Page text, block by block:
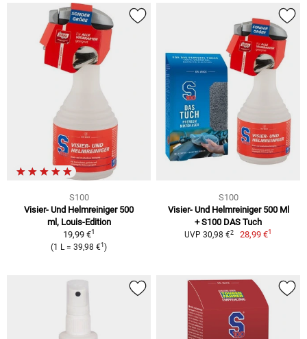
S100
Visier- Und Helmreiniger 500
ml, Louis-Edition
19,99 €1
(1 L = 39,98 €1 )
S100
Visier- Und Helmreiniger 500 Ml
+ S100 DAS Tuch
UVP 30,98 €2 28,99 €1